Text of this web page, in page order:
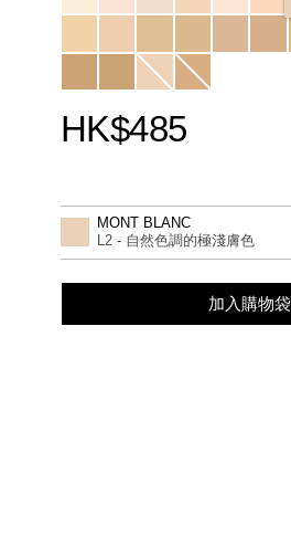
HK$485
to
options
Actions
MONT BLANC
L2 - 自然色調的極淺膚色
加入購物袋